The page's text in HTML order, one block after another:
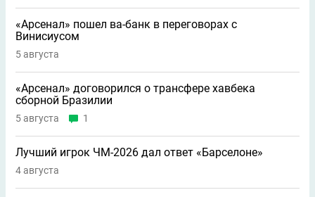
«Арсенал» пошел ва-банк в переговорах с
Винисиусом
5 августа
«Арсенал» договорился о трансфере хавбека
сборной Бразилии
5 августа 1
Лучший игрок ЧМ-2026 дал ответ «Барселоне»
4 августа